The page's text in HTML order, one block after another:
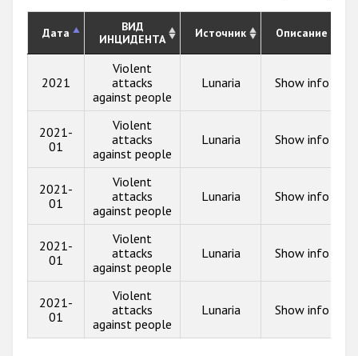
Дата
ВИД
ИНЦИДЕНТА
Источник Описание
2021
Violent
attacks
against people
Lunaria Show info
2021-
01
Violent
attacks
against people
Lunaria Show info
2021-
01
Violent
attacks
against people
Lunaria Show info
2021-
01
Violent
attacks
against people
Lunaria Show info
2021-
01
Violent
attacks
against people
Lunaria Show info